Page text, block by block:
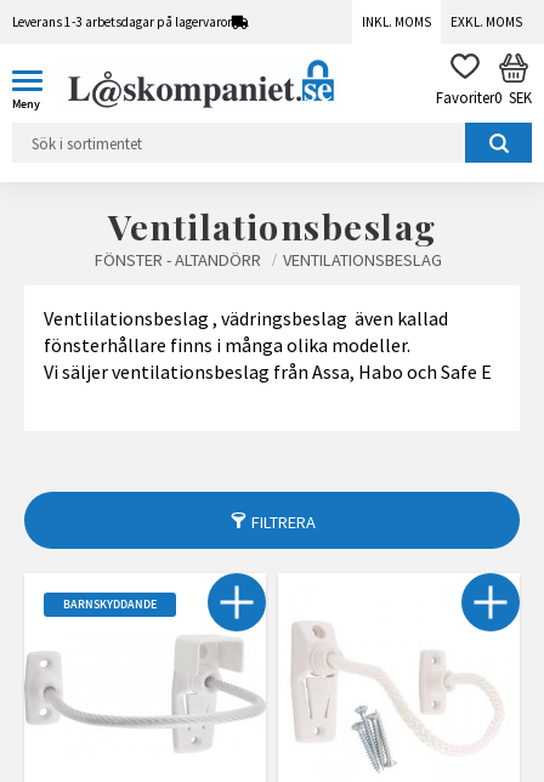
Leverans 1-3 arbetsdagar på lagervaror INKL. MOMS EXKL. MOMS
FAVORITER
0 SEK
Ventilationsbeslag
FÖNSTER - ALTANDÖRR VENTILATIONSBESLAG
Ventlilationsbeslag , vädringsbeslag även kallad
fönsterhållare finns i många olika modeller.
Vi säljer ventilationsbeslag från Assa, Habo och Safe E
FILTRERA
BARNSKYDDANDE